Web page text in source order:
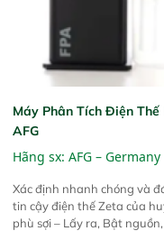
Máy Phân Tích Điện Thế
AFG
Hãng sx: AFG – Germany
Xác định nhanh chóng và
tin cậy điện thế Zeta của
phù sợi – Lấy ra, Bật